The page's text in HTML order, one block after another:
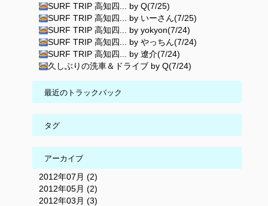
SURF TRIP 高知四... by Q(7/25)
SURF TRIP 高知四... by いーさん(7/25)
SURF TRIP 高知四... by yokyon(7/24)
SURF TRIP 高知四... by やっちん(7/24)
SURF TRIP 高知四... by 遼介(7/24)
久しぶりの洗車＆ドライブ by Q(7/24)
最近のトラックバック
タグ
アーカイブ
2012年07月 (2)
2012年05月 (2)
2012年03月 (3)